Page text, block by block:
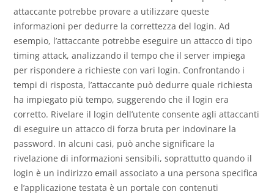
attaccante potrebbe provare a utilizzare queste
informazioni per dedurre la correttezza del login. Ad
esempio, l’attaccante potrebbe eseguire un attacco di tipo
timing attack, analizzando il tempo che il server impiega
per rispondere a richieste con vari login. Confrontando i
tempi di risposta, l’attaccante può dedurre quale richiesta
ha impiegato più tempo, suggerendo che il login era
corretto. Rivelare il login dell’utente consente agli attaccanti
di eseguire un attacco di forza bruta per indovinare la
password. In alcuni casi, può anche significare la
rivelazione di informazioni sensibili, soprattutto quando il
login è un indirizzo email associato a una persona specifica
e l’applicazione testata è un portale con contenuti